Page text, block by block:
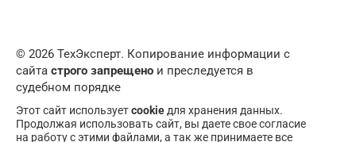
© 2026 ТехЭксперт. Копирование информации с
сайта строго запрещено и преследуется в
судебном порядке
Этот сайт используетcookieдля хранения данных.
Продолжая использовать сайт, вы даете свое согласие
на работу с этими файлами, а так же принимаете все